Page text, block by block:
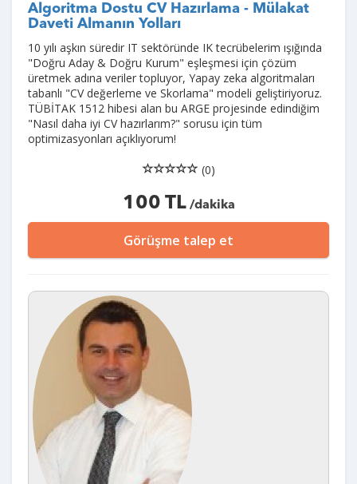
Algoritma Dostu CV Hazırlama - Mülakat
Daveti Almanın Yolları
10 yılı aşkın süredir IT sektöründe IK tecrübelerim ışığında
"Doğru Aday & Doğru Kurum" eşleşmesi için çözüm
üretmek adına veriler topluyor, Yapay zeka algoritmaları
tabanlı "CV değerleme ve Skorlama" modeli geliştiriyoruz.
TÜBİTAK 1512 hibesi alan bu ARGE projesinde edindiğim
"Nasıl daha iyi CV hazırlarım?" sorusu için tüm
optimizasyonları açıklıyorum!
(0)
100 TL/dakika
Görüşme talep et